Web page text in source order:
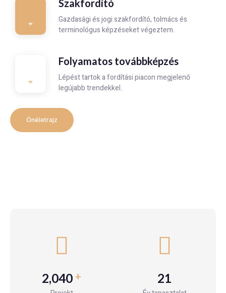
Szakfordító
Gazdasági és jogi szakfordító, tolmács és
terminológus képzéseket végeztem.
Folyamatos továbbképzés
Lépést tartok a fordítási piacon megjelenő
legújabb trendekkel.
Önéletrajz
2,535 + 26